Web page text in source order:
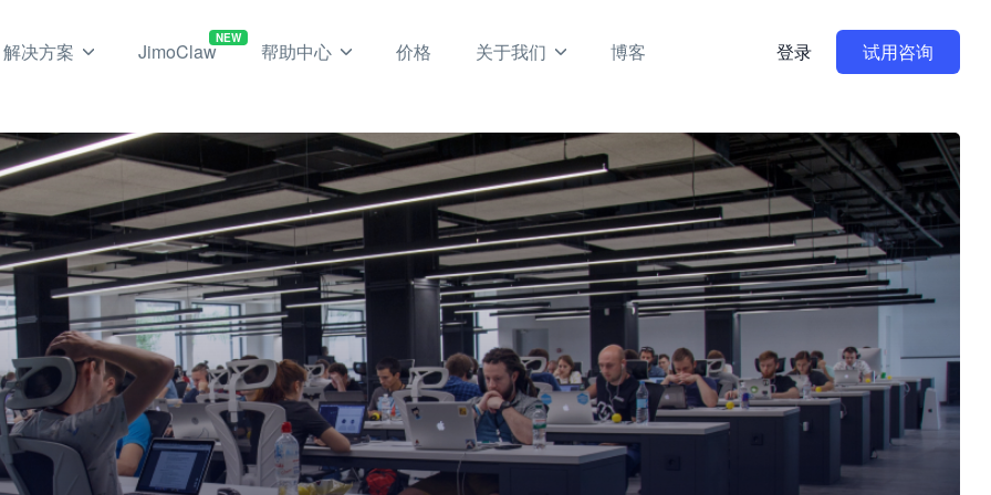
解决方案 JimoClaw
NEW
帮助中心 价格 关于我们 博客 登录 试用咨询